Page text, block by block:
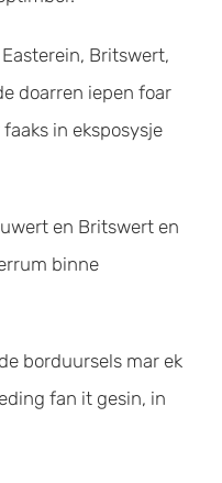
Britswert,
doarren iepen foar
in eksposysje
en Britswert en
binne
borduursels mar ek
fan it gesin, in